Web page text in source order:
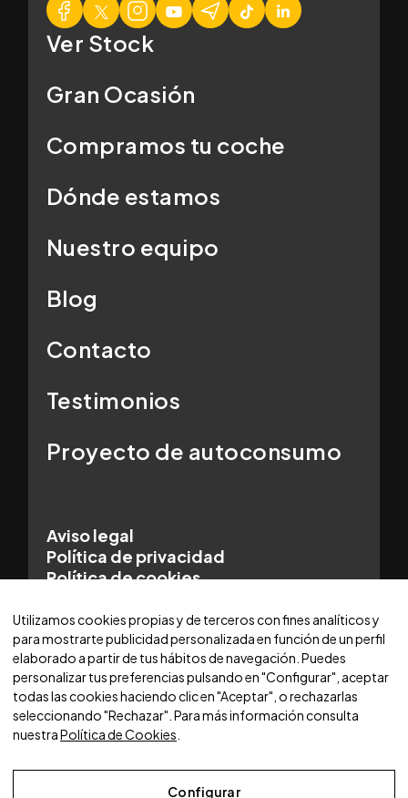
Ver Stock
Gran Ocasión
Compramos tu coche
Dónde estamos
Nuestro equipo
Blog
Contacto
Testimonios
Proyecto de autoconsumo
Aviso legal
Política de privacidad
Política de cookies
Utilizamos cookies propias y de terceros con fines analíticos y
para mostrarte publicidad personalizada en función de un perfil
elaborado a partir de tus hábitos de navegación. Puedes
personalizar tus preferencias pulsando en "Configurar", aceptar
todas las cookies haciendo clic en "Aceptar", o rechazarlas
seleccionando "Rechazar". Para más información consulta
nuestraPolítica de Cookies
Configurar